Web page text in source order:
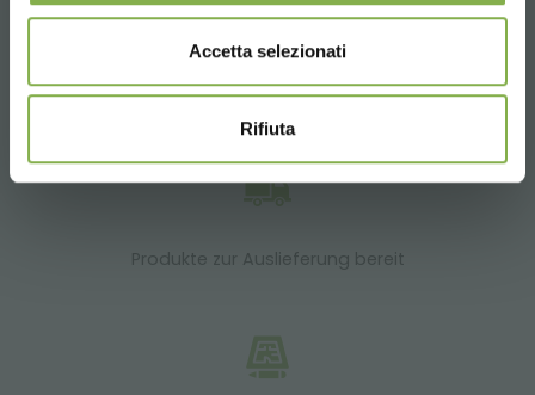
Accetta selezionati
Rifiuta
Über 40 Jahre Erfahrung
Produkte zur Auslieferung bereit